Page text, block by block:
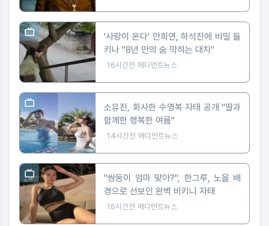
'사랑이 온다' 안희연, 하석진에 비밀 들
키나 "8년 만의 숨 막히는 대치"
16시간전 메디먼트뉴스
소유진, 화사한 수영복 자태 공개 "딸과
함께한 행복한 여름"
14시간전 메디먼트뉴스
"쌍둥이 엄마 맞아?", 한그루, 노을 배
경으로 선보인 완벽 비키니 자태
16시간전 메디먼트뉴스